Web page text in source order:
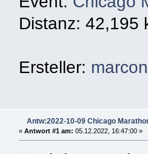
Distanz: 42,195
Ersteller: marcon
Antw:2022-10-09 Chicago
«Antwort #1 am: 05.12.2022, 16:47:00 »